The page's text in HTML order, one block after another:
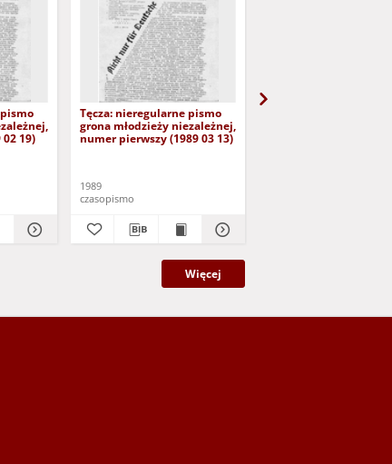
19)
Tęcza: nieregularne pismo
grona młodzieży niezależnej,
numer pierwszy (1989 03 13)
1989
czasopismo
Więcej